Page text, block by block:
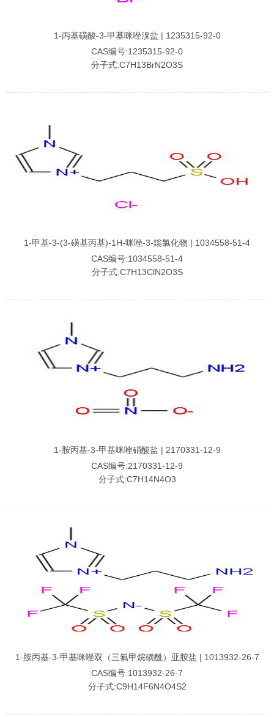
1-丙基磺酸-3-甲基咪唑溴盐 | 1235315-92-0
CAS编号:1235315-92-0
分子式:C7H13BrN2O3S
1-甲基-3-(3-磺基丙基)-1H-咪唑-3-鎓氯化物 | 1034558-51-4
CAS编号:1034558-51-4
分子式:C7H13ClN2O3S
1-胺丙基-3-甲基咪唑硝酸盐 | 2170331-12-9
CAS编号:2170331-12-9
分子式:C7H14N4O3
1-胺丙基-3-甲基咪唑双（三氟甲烷磺酰）亚胺盐 | 1013932-26-7
CAS编号:1013932-26-7
分子式:C9H14F6N4O4S2